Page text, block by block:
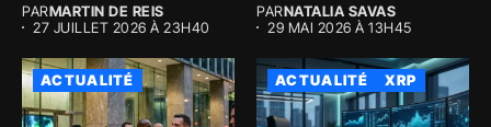
PARMARTIN DE REIS
27 JUILLET 2026 À 23H40
PARNATALIA SAVAS
29 MAI 2026 À 13H45
ACTUALITÉ ACTUALITÉ XRP